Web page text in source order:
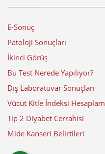
E-Sonuç
Patoloji Sonuçları
İkinci Görüş
Bu Test Nerede Yapılıyor?
Dış Laboratuvar Sonuçları
Vücut Kitle İndeksi
Tip 2 Diyabet Cerrahisi
Mide Kanseri Belirtileri